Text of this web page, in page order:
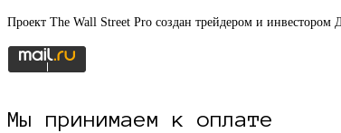
Проект The Wall Street Pro создан трейдером и
Мы принимаем к оплате